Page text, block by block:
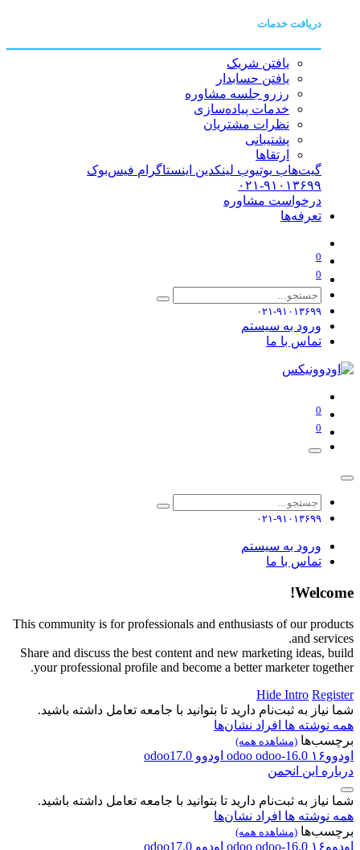
دریافت خدمات
یافتن شریک
یافتن حسابدار
رزرو جلسه مشاوره
خدمات پیاده‌سازی
نظرات مشتریان
پشتیبانی
ارتقاها
گیت‌هاب یوتیوب لینکدین اینستاگرام فیس‌بوک
۰۲۱-۹۱۰۱۳۶۹۹
درخواست مشاوره
تعرفه‌ها
0
0
۰۲۱-۹۱۰۱۳۶۹۹
ورود به سیستم
تماس با ما
0
0
۰۲۱-۹۱۰۱۳۶۹۹
ورود به سیستم
تماس با ما
Welcome!
This community is for professionals and enthusiasts of our products
and services.
Share and discuss the best content and new marketing ideas, build
your professional profile and become a better marketer together.
Hide Intro Register
شما نیاز به ثبت‌نام دارید تا بتوانید با جامعه تعامل داشته باشید.
همه نوشته ها افراد نشان‌ها
برچسب‌ها (مشاهده همه)
اودوو۱۶ odoo odoo-16.0 اودوو odoo17.0
درباره این انجمن
شما نیاز به ثبت‌نام دارید تا بتوانید با جامعه تعامل داشته باشید.
همه نوشته ها افراد نشان‌ها
برچسب‌ها (مشاهده همه)
اودوو۱۶ odoo odoo-16.0 اودوو odoo17.0